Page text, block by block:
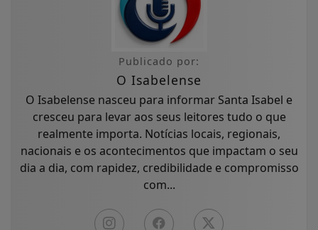
Publicado por:
O Isabelense
O Isabelense nasceu para informar Santa Isabel e
cresceu para levar aos seus leitores tudo o que
realmente importa. Notícias locais, regionais,
nacionais e os acontecimentos que impactam o seu
dia a dia, com rapidez, credibilidade e compromisso
com...